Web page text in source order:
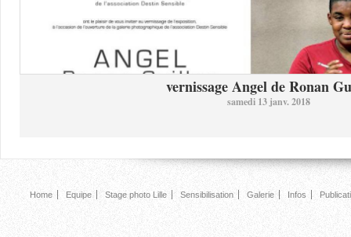
vernissage Angel de Ronan
samedi 13 janv. 2018
Home Equipe Stage photo Lille Sensibilisation Galerie Infos